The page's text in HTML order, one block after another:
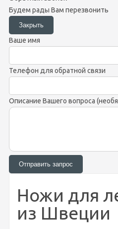
Будем рады Вам перезвонить
Ваше имя
Телефон для обратной связи
Описание Вашего вопроса
Ножи для
из Швеции